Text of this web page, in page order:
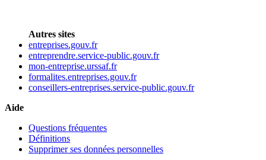
Autres sites
entreprises.gouv.fr
entreprendre.service-public.gouv.fr
mon-entreprise.urssaf.fr
formalites.entreprises.gouv.fr
conseillers-entreprises.service-public.gouv.fr
Aide
Questions fréquentes
Définitions
Supprimer ses données personnelles